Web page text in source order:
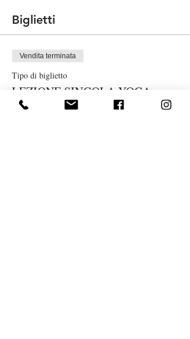
Biglietti
Vendita terminata
Tipo di biglietto
LEZIONE SINGOLA YOGA
MARZO